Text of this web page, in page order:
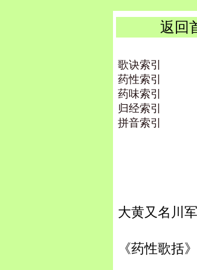
返回
歌诀索引
药性索引
药味索引
归经索引
拼音索引
大黄又名川
《药性歌括